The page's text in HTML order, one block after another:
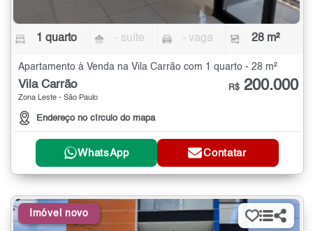
1 quarto - suíte - vaga 28 m²
Apartamento à Venda na Vila Carrão com 1 quarto - 28 m²
Vila Carrão
Zona Leste - São Paulo
Endereço no círculo do mapa
R$ 200.000
WhatsApp Contatar
Imóvel novo